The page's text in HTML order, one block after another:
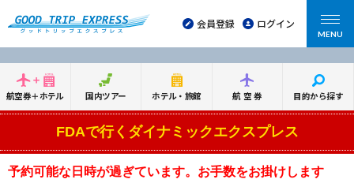
会員登録 ログイン
MENU
航空券＋ホテル 国内ツアー ホテル・旅館 航空券 目的から探す
FDAで行くダイナミックエクスプレス
予約可能な日時が過ぎています。お手数をお掛けします